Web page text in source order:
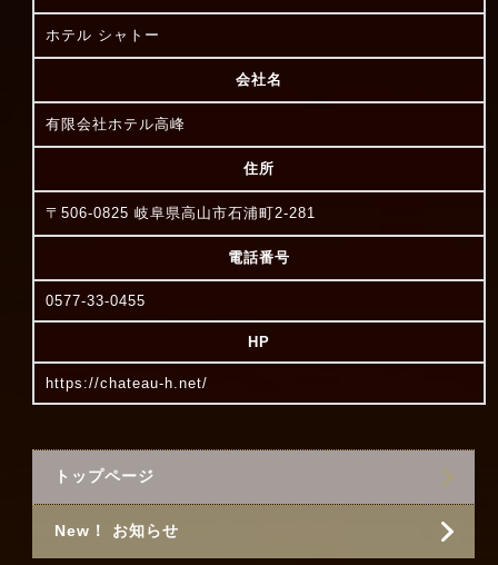
ホテル シャトー
会社名
有限会社ホテル高峰
住所
〒506-0825 岐阜県高山市石浦町2-281
電話番号
0577-33-0455
HP
https://chateau-h.net/
トップページ
New！ お知らせ